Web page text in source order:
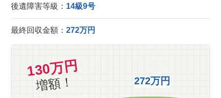
後遺障害等級： 14級9号
最終回収金額：272万円
130万円
増額！ 272万円